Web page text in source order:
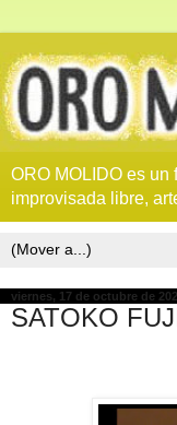
ORO MOLIDO es
improvisada libre,
viernes, 17 de octubre de
SATOKO